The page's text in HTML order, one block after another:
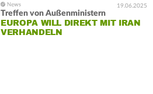
19.06.2025
Treffen von Außenministern
EUROPA WILL DIREKT MIT IRAN
VERHANDELN